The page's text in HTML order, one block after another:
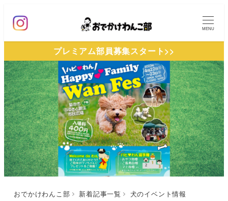
ン
ン
テ
ン
ツ
へ
移
動
MENU
プレミアム部員募集スタート>>
おでかけわんこ部 新着記事一覧
犬のイベント情報